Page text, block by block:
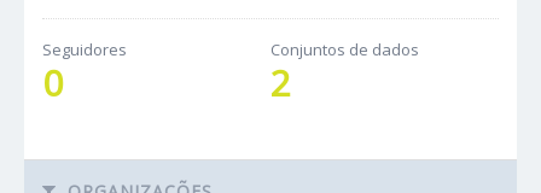
Seguidores
0
Conjuntos de dados
2